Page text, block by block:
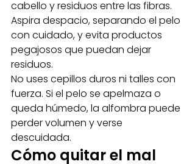
cabello y residuos entre las fibras.
Aspira despacio, separando el pelo
con cuidado, y evita productos
pegajosos que puedan dejar
residuos.
No uses cepillos duros ni talles con
fuerza. Si el pelo se apelmaza o
queda húmedo, la alfombra puede
perder volumen y verse
descuidada.
Cómo quitar el mal